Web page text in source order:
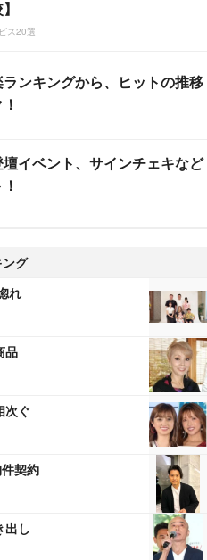
ス20選
ンキングから、ヒットの推移
イベント、サインチェキなど
グ
れ
品
次ぐ
契約
出し